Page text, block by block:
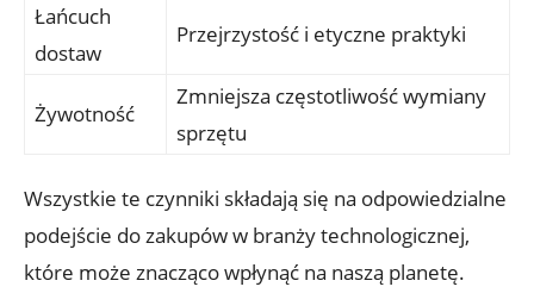
Łańcuch
dostaw
Przejrzystość i etyczne praktyki
Żywotność
Zmniejsza częstotliwość wymiany
sprzętu
Wszystkie te czynniki składają się na odpowiedzialne
podejście do zakupów w branży technologicznej,
które może znacząco wpłynąć na naszą planetę.